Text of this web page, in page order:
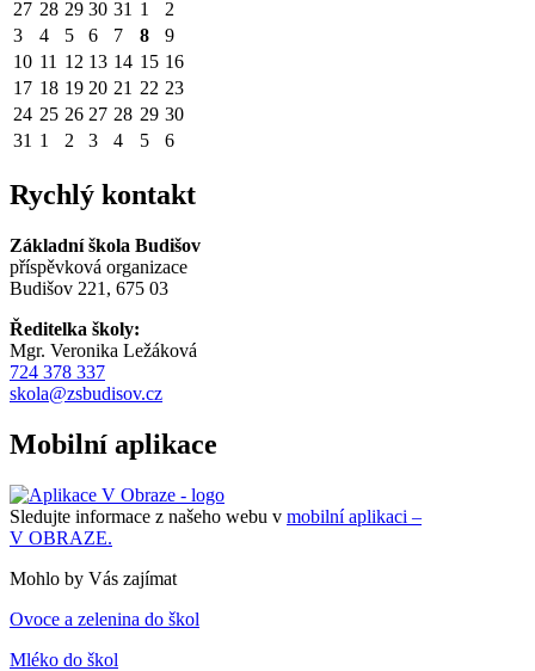
27 28 29 30 31 1
2
3
4 5 6 7 8
9
10 11 12 13 14 15 16
17 18 19 20 21 22 23
24 25 26 27 28 29 30
31 1 2 3 4 5 6
Rychlý kontakt
Základní škola Budišov
příspěvková organizace
Budišov 221, 675 03
Ředitelka školy:
Mgr. Veronika Ležáková
724 378 337
skola@zsbudisov.cz
Mobilní aplikace
Sledujte informace z našeho webu v mobilní aplikaci –
V OBRAZE.
Mohlo by Vás zajímat
Ovoce a zelenina do škol
Mléko do škol